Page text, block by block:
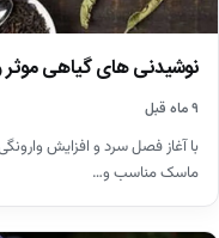
نوشیدنی های گیاهی موثر
۹ ماه قبل
با آغاز فصل سرد و افزایش
ماسک مناسب و…